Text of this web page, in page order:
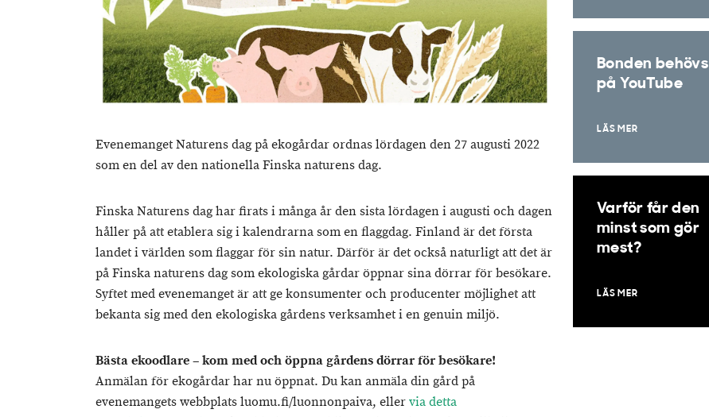
Evenemanget Naturens dag på ekogårdar ordnas lördagen den 27 augusti 2022
som en del av den nationella Finska naturens dag.
Finska Naturens dag har firats i många år den sista lördagen i augusti och dagen
håller på att etablera sig i kalendrarna som en flaggdag. Finland är det första
landet i världen som flaggar för sin natur. Därför är det också naturligt att det är
på Finska naturens dag som ekologiska gårdar öppnar sina dörrar för besökare.
Syftet med evenemanget är att ge konsumenter och producenter möjlighet att
bekanta sig med den ekologiska gårdens verksamhet i en genuin miljö.
Bästa ekoodlare – kom med och öppna gårdens dörrar för besökare!
Anmälan för ekogårdar har nu öppnat. Du kan anmäla din gård på
evenemangets webbplats luomu.fi/luonnonpaiva, ellervia detta
Bonden behövs
på YouTube
LÄS MER
Varför får den
minst som gör
mest?
LÄS MER